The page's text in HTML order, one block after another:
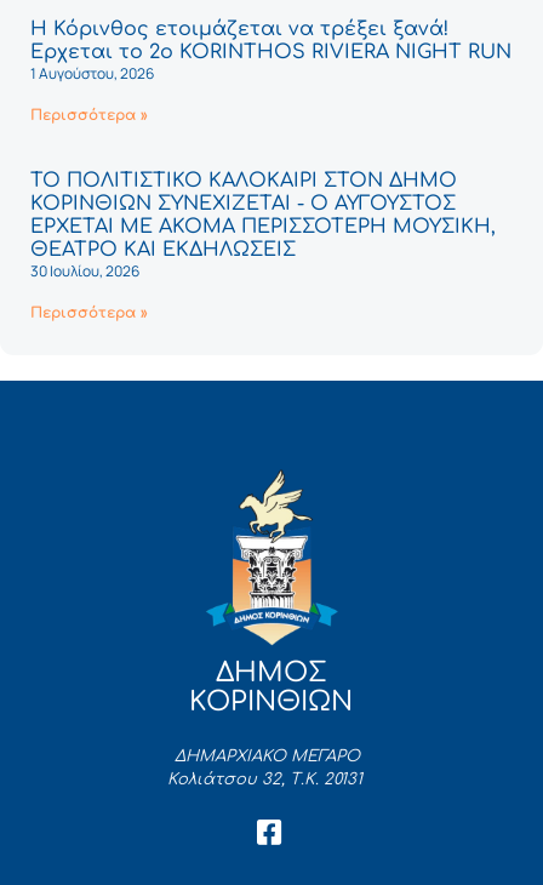
Η Κόρινθος ετοιμάζεται να τρέξει ξανά!
Έρχεται το 2ο KORINTHOS RIVIERA NIGHT RUN
1 Αυγούστου, 2026
Περισσότερα »
ΤΟ ΠΟΛΙΤΙΣΤΙΚΟ ΚΑΛΟΚΑΙΡΙ ΣΤΟΝ ΔΗΜΟ
ΚΟΡΙΝΘΙΩΝ ΣΥΝΕΧΙΖΕΤΑΙ - Ο ΑΥΓΟΥΣΤΟΣ
ΕΡΧΕΤΑΙ ΜΕ ΑΚΟΜΑ ΠΕΡΙΣΣΟΤΕΡΗ ΜΟΥΣΙΚΗ,
ΘΕΑΤΡΟ ΚΑΙ ΕΚΔΗΛΩΣΕΙΣ
30 Ιουλίου, 2026
Περισσότερα »
ΔΗΜΟΣ
ΚΟΡΙΝΘΙΩΝ
ΔΗΜΑΡΧΙΑΚΟ ΜΕΓΑΡΟ
Κολιάτσου 32, Τ.Κ. 20131